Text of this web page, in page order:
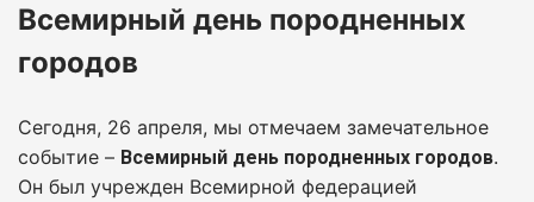
Всемирный день породненных
городов
Сегодня, 26 апреля, мы отмечаем замечательное
событие – Всемирный день породненных городов.
Он был учрежден Всемирной федерацией